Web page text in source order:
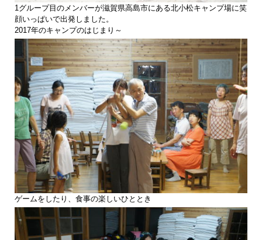
1グループ目のメンバーが滋賀県高島市にある北小松キャンプ場に笑
顔いっぱいで出発しました。
2017年のキャンプのはじまり～
ゲームをしたり、食事の楽しいひととき